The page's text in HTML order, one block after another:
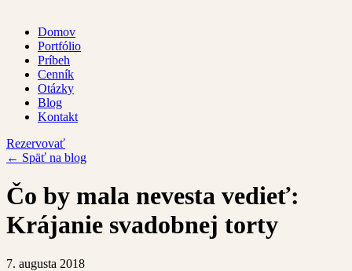
Domov
Portfólio
Príbeh
Cenník
Otázky
Blog
Kontakt
Rezervovať
← Späť na blog
Čo by mala nevesta vedieť:
Krájanie svadobnej torty
7. augusta 2018